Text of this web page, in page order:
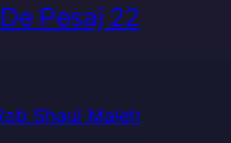
Pesaj 22
Shaul Maleh